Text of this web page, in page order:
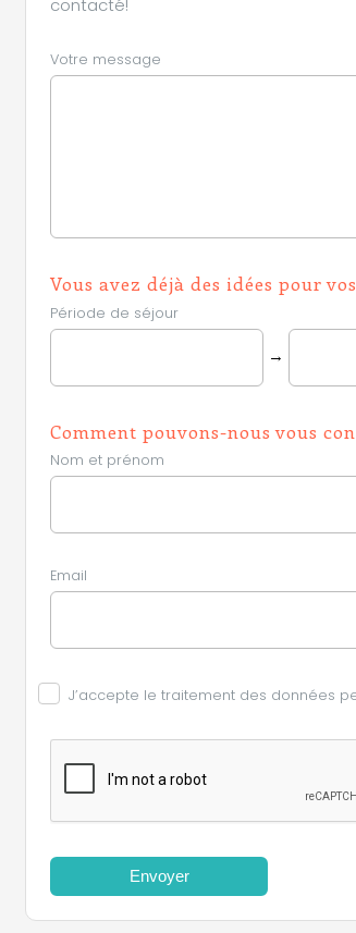
contacté!
Votre message
Vous avez déjà des idées pour
Période de séjour
→
Comment pouvons-nous vous
Nom et prénom
Email
J’accepte le traitement des données
Envoyer